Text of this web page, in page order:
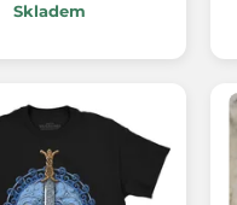
Skladem